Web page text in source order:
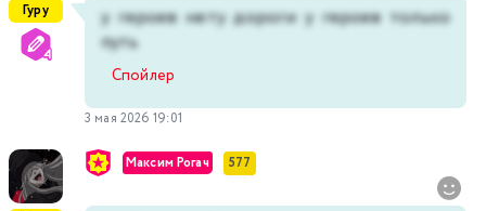
Гуру
у героев нету дороги у героев только
путь
Спойлер
3 мая 2026 19:01
Максим Рогач 577